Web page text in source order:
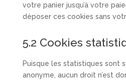
votre panier jusqu’à votre
déposer ces cookies sans
5.2 Cookies
Puisque les statistiques sont
anonyme, aucun droit n’est